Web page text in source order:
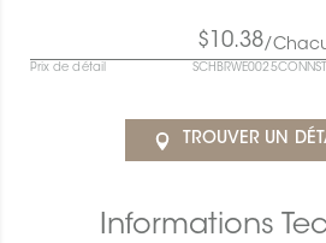
$10.38/
Prix de détail
TROUVER UN
Informations